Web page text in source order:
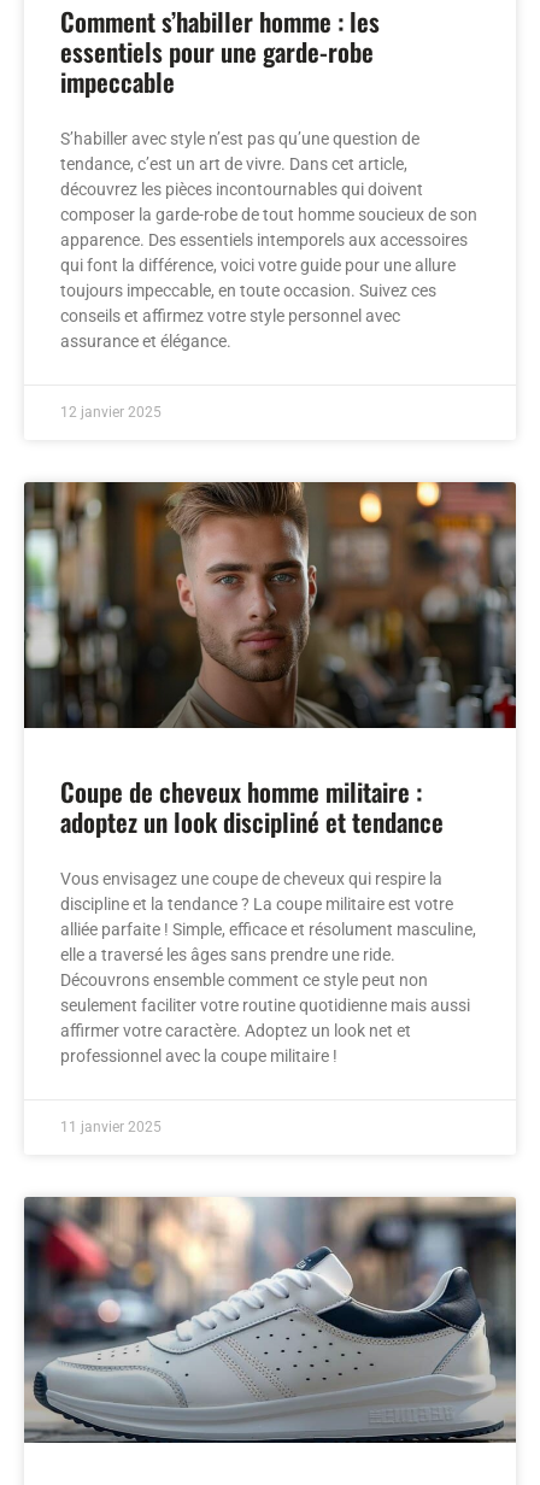
Comment s’habiller homme : les
essentiels pour une garde-robe
impeccable
S’habiller avec style n’est pas qu’une question de
tendance, c’est un art de vivre. Dans cet article,
découvrez les pièces incontournables qui doivent
composer la garde-robe de tout homme soucieux de son
apparence. Des essentiels intemporels aux accessoires
qui font la différence, voici votre guide pour une allure
toujours impeccable, en toute occasion. Suivez ces
conseils et affirmez votre style personnel avec
assurance et élégance.
12 janvier 2025
Coupe de cheveux homme militaire :
adoptez un look discipliné et tendance
Vous envisagez une coupe de cheveux qui respire la
discipline et la tendance ? La coupe militaire est votre
alliée parfaite ! Simple, efficace et résolument masculine,
elle a traversé les âges sans prendre une ride.
Découvrons ensemble comment ce style peut non
seulement faciliter votre routine quotidienne mais aussi
affirmer votre caractère. Adoptez un look net et
professionnel avec la coupe militaire !
11 janvier 2025